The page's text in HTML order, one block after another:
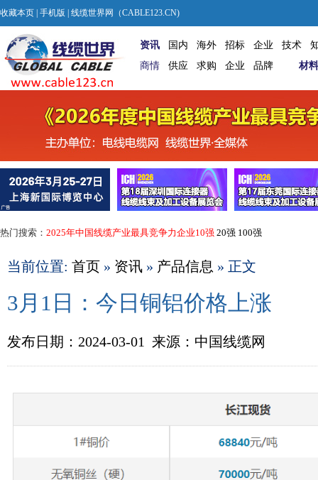
收藏本页 手机版 | 线缆世界网（CABLE123.CN)
资讯 国内 海外 招标 企业 技术
商情
供应 求购 企业 品牌 材料
热门搜索： 2025年中国线缆产业最具竞争力企业10强 20强 100强
当前位置: 首页 » 资讯 » 产品信息 » 正文
3月1日：今日铜铝价格上涨
发布日期：2024-03-01 来源：中国线缆网